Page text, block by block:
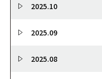
2025.10
2025.09
2025.08